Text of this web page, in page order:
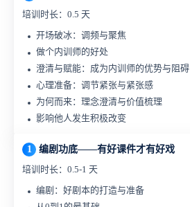
培训时长：0.5 天
开场破冰：调频与聚焦
做个内训师的好处
澄清与赋能：成为内训师的优势与阻碍
心理准备：调节紧张与紧张感
为何而来：理念澄清与价值梳理
影响他人发生积极改变
1
编剧功底——有好课件才有好戏
培训时长：0.5-1 天
编剧：好剧本的打造与准备